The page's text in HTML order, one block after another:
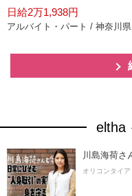
日給2万1,938円
アルバイト・パート / 神奈川県
eltha
川島海荷さ
オリコンタイ